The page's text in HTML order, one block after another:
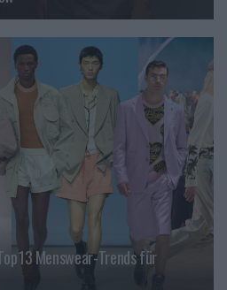
13 Menswear-Trends für